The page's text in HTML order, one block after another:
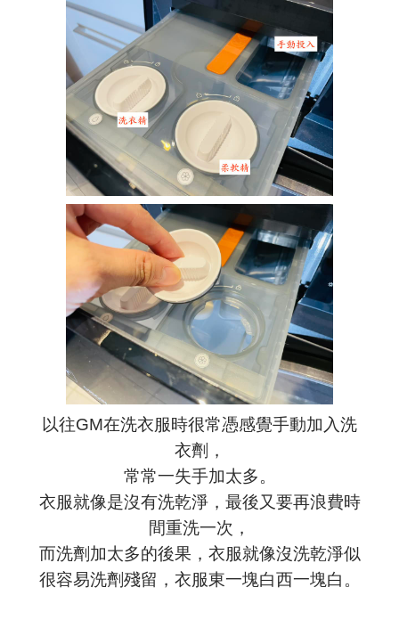
以往GM在洗衣服時很常憑感覺手動加入洗
衣劑，
常常一失手加太多。
衣服就像是沒有洗乾淨，最後又要再浪費時
間重洗一次，
而洗劑加太多的後果，衣服就像沒洗乾淨似
很容易洗劑殘留，衣服東一塊白西一塊白。